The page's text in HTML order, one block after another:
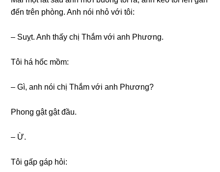
đến trên phòng. Anh nói nhỏ với tôi:
– Suỵt. Anh thấy chị Thắm với anh Phương.
Tôi há hốc mồm:
– Gì, anh nói chị Thắm với anh Phương?
Phonɡ ɡật ɡật đầu.
– Ừ.
Tôi ɡấp ɡáp hỏi: